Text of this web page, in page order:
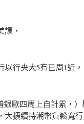
讓，
以行央大5有已周1近，
銀歐四周上自計累，
大擴續持潮幣貨鬆寬